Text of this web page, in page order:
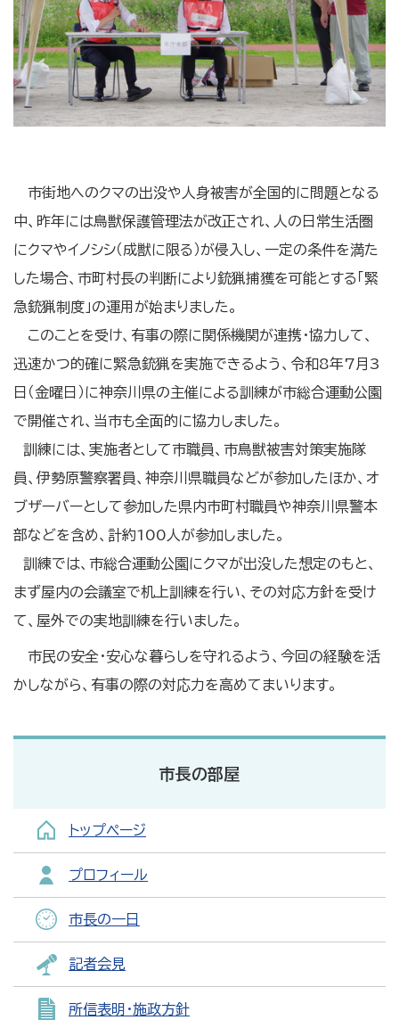
市街地へのクマの出没や人身被害が全国的に問題となる
中、昨年には鳥獣保護管理法が改正され、人の日常生活圏
にクマやイノシシ（成獣に限る）が侵入し、一定の条件を満た
した場合、市町村長の判断により銃猟捕獲を可能とする「緊
急銃猟制度」の運用が始まりました。
このことを受け、有事の際に関係機関が連携・協力して、
迅速かつ的確に緊急銃猟を実施できるよう、令和8年7月3
日（金曜日）に神奈川県の主催による訓練が市総合運動公園
で開催され、当市も全面的に協力しました。
訓練には、実施者として市職員、市鳥獣被害対策実施隊
員、伊勢原警察署員、神奈川県職員などが参加したほか、オ
ブザーバーとして参加した県内市町村職員や神奈川県警本
部などを含め、計約100人が参加しました。
訓練では、市総合運動公園にクマが出没した想定のもと、
まず屋内の会議室で机上訓練を行い、その対応方針を受け
て、屋外での実地訓練を行いました。
市民の安全・安心な暮らしを守れるよう、今回の経験を活
かしながら、有事の際の対応力を高めてまいります。
市長の部屋
トップページ
プロフィール
市長の一日
記者会見
所信表明・施政方針